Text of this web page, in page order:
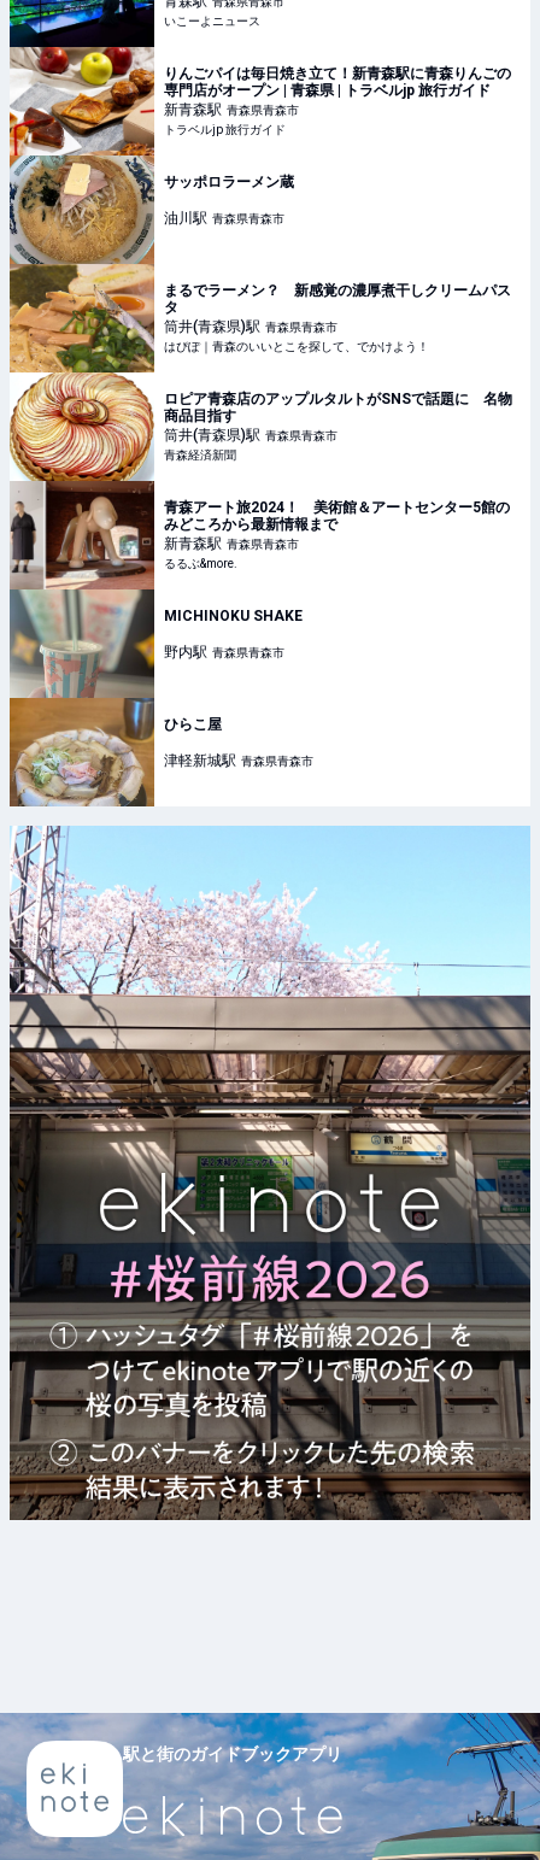
いこーよニュース
りんごパイは毎日焼き立て！新青森駅に青森りんごの
専門店がオープン | 青森県 | トラベルjp 旅行ガイド
新青森駅 青森県青森市
トラベルjp 旅行ガイド
サッポロラーメン蔵
油川駅 青森県青森市
まるでラーメン？ 新感覚の濃厚煮干しクリームパス
タ
筒井(青森県)駅 青森県青森市
はぴぽ｜青森のいいとこを探して、でかけよう！
ロピア青森店のアップルタルトがSNSで話題に 名物
商品目指す
筒井(青森県)駅 青森県青森市
青森経済新聞
青森アート旅2024！ 美術館＆アートセンター5館の
みどころから最新情報まで
新青森駅 青森県青森市
るるぶ&more.
MICHINOKU SHAKE
野内駅 青森県青森市
ひらこ屋
津軽新城駅 青森県青森市
駅と街のガイドブックアプリ